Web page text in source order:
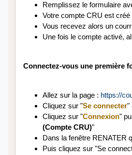
Remplissez le formulaire
Votre compte CRU est
Vous recevez alors un
Une fois le compte activé,
Connectez-vous une première
Allez sur la page : https://
Cliquez sur "Se connecter"
Cliquez sur "Connexion"
(Compte CRU)"
Dans la fenêtre RENATER
Puis cliquez sur "Se